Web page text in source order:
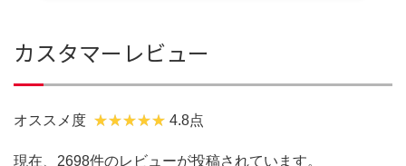
カスタマーレビュー
オススメ度 4.8点
現在、2698件のレビューが投稿されています。